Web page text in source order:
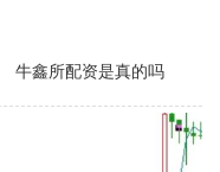
牛鑫所配资是真的吗